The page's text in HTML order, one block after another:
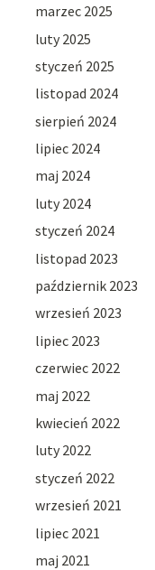
marzec 2025
luty 2025
styczeń 2025
listopad 2024
sierpień 2024
lipiec 2024
maj 2024
luty 2024
styczeń 2024
listopad 2023
październik 2023
wrzesień 2023
lipiec 2023
czerwiec 2022
maj 2022
kwiecień 2022
luty 2022
styczeń 2022
wrzesień 2021
lipiec 2021
maj 2021